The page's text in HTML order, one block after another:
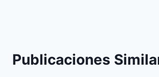
Publicaciones